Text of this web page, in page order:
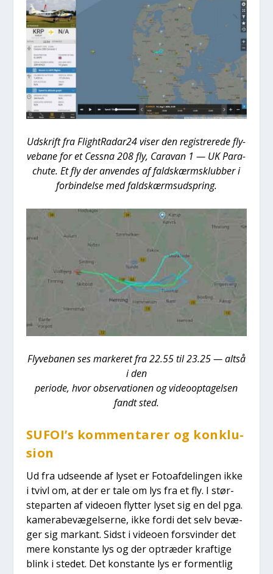
Udskrift fra FlightRadar24 viser den regi­stre­re­de fly­
ve­ba­ne for et Ces­sna 208 fly, Cara­van 1 — UK Para­
chu­te. Et fly der anven­des af faldskærm­s­klub­ber i
for­bin­del­se med faldskærms­ud­spring.
Fly­ve­ba­nen ses mar­ke­ret fra 22.55 til 23.25 — alt­så
i den
peri­o­de, hvor obser­va­tio­nen og video­op­ta­gel­sen
fandt sted.
SUFOI’s kom­men­ta­rer og kon­klu­
sion
Ud fra udse­en­de af lyset er Foto­af­de­lin­gen ikke
i tvivl om, at der er tale om lys fra et fly. I stør­
ste­par­ten af video­en flyt­ter lyset sig en del pga.
kame­ra­be­væ­gel­ser­ne, ikke for­di det selv bevæ­
ger sig mar­kant. Sidst i video­en for­svin­der det
mere kon­stan­te lys og der optræ­der kraf­ti­ge
blink i ste­det. Det kon­stan­te lys er for­ment­lig